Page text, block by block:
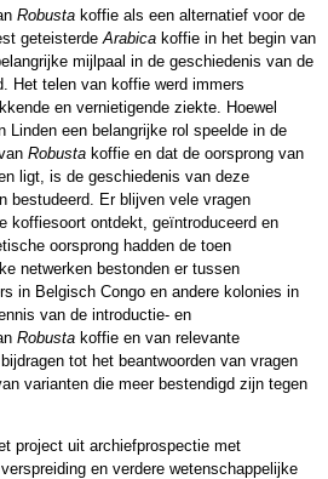
Robustakoffie als een alternatief voor de
geteisterde Arabicakoffie in het begin van
mijlpaal in de geschiedenis van de
Het telen van koffie werd immers
en vernietigende ziekte. Hoewel
Linden een belangrijke rol speelde in de
Robustakoffie en dat de oorsprong van
ligt, is de geschiedenis van deze
bestudeerd. Er blijven vele vragen
koffiesoort ontdekt, geïntroduceerd en
oorsprong hadden de toen
netwerken bestonden er tussen
in Belgisch Congo en andere kolonies in
van de introductie- en
Robustakoffie en van relevante
tot het beantwoorden van vragen
varianten die meer bestendigd zijn tegen
project uit archiefprospectie met
en verdere wetenschappelijke